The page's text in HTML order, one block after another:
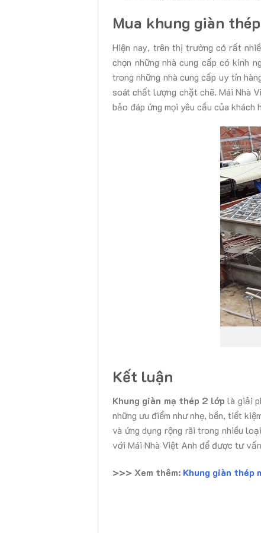
Mua khung giàn
Hiện nay, trên thị trường có rất
chọn những nhà cung cấp có kinh
trong những nhà cung cấp uy tín
soát chất lượng chặt chẽ. Mái Nhà
bảo đáp ứng mọi yêu cầu của khách
Kết luận
Khung giàn mạ thép 2 lớp là giải
những ưu điểm như nhẹ, bền, tiết
và ứng dụng rộng rãi trong nhiều
với Mái Nhà Việt Anh để được tư
>>> Xem thêm: Khung giàn thép